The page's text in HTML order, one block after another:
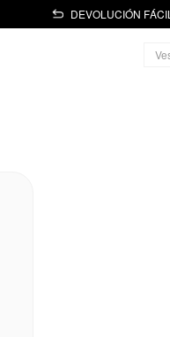
DEVOLUCIÓN FÁCIL